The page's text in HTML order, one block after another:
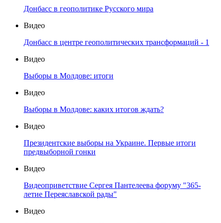
Донбасс в геополитике Русского мира
Видео
Донбасс в центре геополитических трансформаций - 1
Видео
Выборы в Молдове: итоги
Видео
Выборы в Молдове: каких итогов ждать?
Видео
Президентские выборы на Украине. Первые итоги
предвыборной гонки
Видео
Видеоприветствие Сергея Пантелеева форуму "365-
летие Переяславской рады"
Видео